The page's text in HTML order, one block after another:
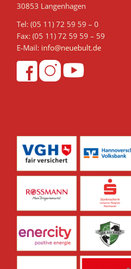
30853 Langenhagen
Tel: (05 11) 72 59 59 – 0
Fax: (05 11) 72 59 59 – 59
E-Mail: info@neuebult.de